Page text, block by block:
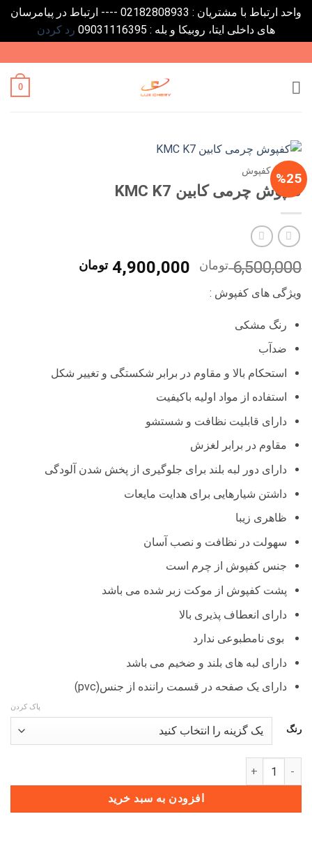
واحد ارتباط با مشتریان : 02182808933 ---- ارتباط در پیامرسان
های داخلی ایتا، روبیکا و بله : 09031116395
رد کردن
to
content
0
%25 کفپوش
کفپوش چرمی کابین KMC K7
6,500,000 تومان
قیمت
4,900,000 تومان
ویژگی های کفپوش :
رنگ مشکی
ضدآب
استحکام بالا و مقاوم در برابر شکستگی و تغییر شکل
استفاده از مواد اولیه باکیفیت
دارای قابلیت نظافت و شستشو
مقاوم در برابر لغزش
دارای دور لبه بلند برای جلوگیری از پخش شدن آلودگی
داشتن شیار‌هایی برای هدایت مایعات
ظاهری زیبا
سهولت در نظافت و نصب آسان
جنس کفپوش از چرم است
پشت کفپوش از موکت زبر شده می باشد
دارای انعطاف پذیری بالا
بوی نامطبوعی ندارد
دارای لبه های بلند و ضخیم می باشد
دارای یک صفحه در قسمت راننده از جنس(pvc)
رنگ
پاک کردن
کفپوش چرمی کابین KMC K7 عدد
افزودن به سبد خرید